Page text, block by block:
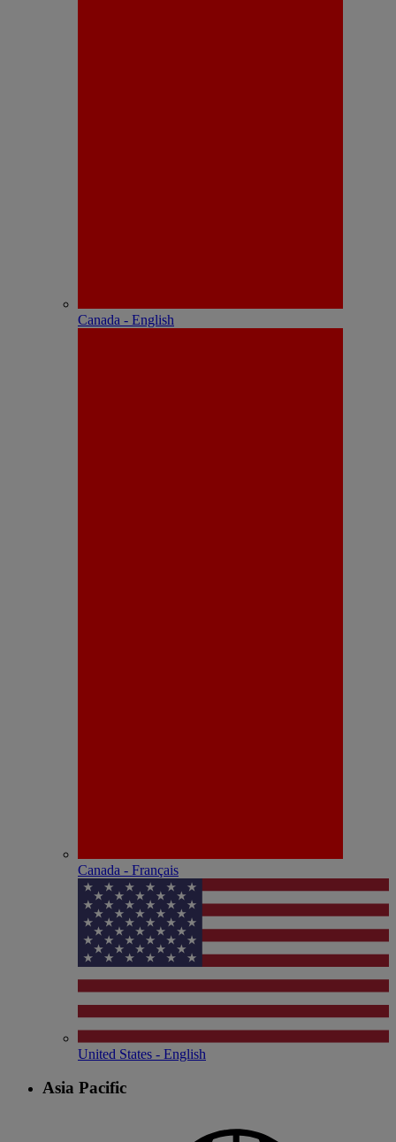
Canada - English
Canada - Français
United States - English
Asia Pacific